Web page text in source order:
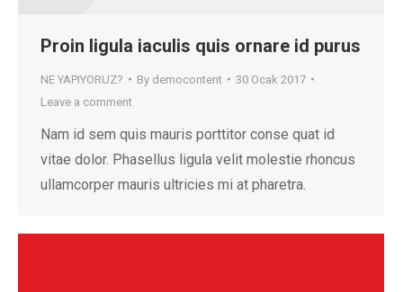
Proin ligula iaculis quis ornare id purus
NE YAPIYORUZ? By democontent
30 Ocak 2017
Leave a comment
Nam id sem quis mauris porttitor conse quat id
vitae dolor. Phasellus ligula velit molestie rhoncus
ullamcorper mauris ultricies mi at pharetra.